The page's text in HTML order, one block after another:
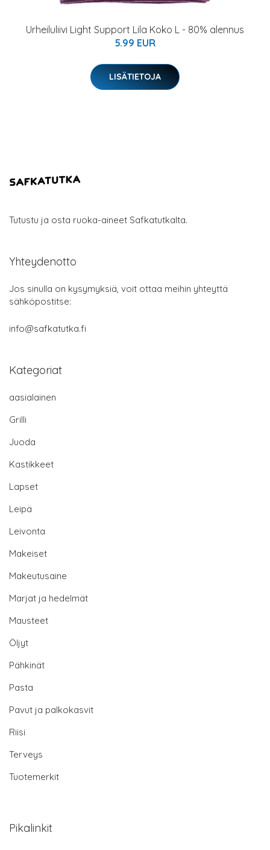
Urheiluliivi Light Support Lila Koko L - 80% alennus
5.99 EUR
LISÄTIETOJA
Tutustu ja osta ruoka-aineet Safkatutkalta.
Yhteydenotto
Jos sinulla on kysymyksiä, voit ottaa meihin yhteyttä
sähköpostitse:
info@safkatutka.fi
Kategoriat
aasialainen
Grilli
Juoda
Kastikkeet
Lapset
Leipä
Leivonta
Makeiset
Makeutusaine
Marjat ja hedelmät
Mausteet
Öljyt
Pähkinät
Pasta
Pavut ja palkokasvit
Riisi
Terveys
Tuotemerkit
Pikalinkit